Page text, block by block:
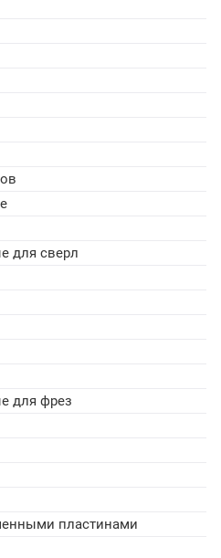
для сверл
для фрез
пластинами